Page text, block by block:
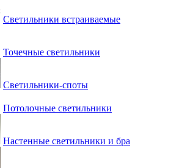
Светильники встраиваемые
Точечные светильники
Светильники-споты
Потолочные светильники
Настенные светильники и бра